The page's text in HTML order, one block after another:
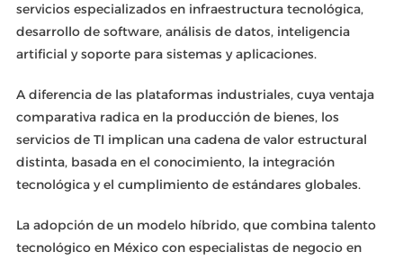
servicios especializados en infraestructura tecnológica,
desarrollo de software, análisis de datos, inteligencia
artificial y soporte para sistemas y aplicaciones.
A diferencia de las plataformas industriales, cuya ventaja
comparativa radica en la producción de bienes, los
servicios de TI implican una cadena de valor estructural
distinta, basada en el conocimiento, la integración
tecnológica y el cumplimiento de estándares globales.
La adopción de un modelo híbrido, que combina talento
tecnológico en México con especialistas de negocio en